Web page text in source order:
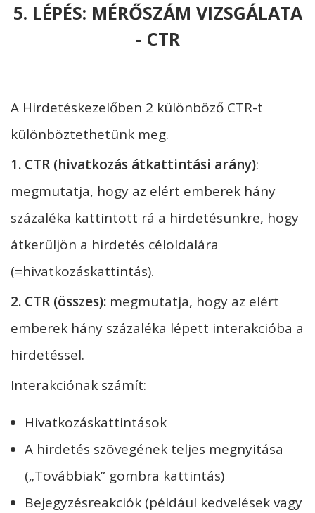
5. LÉPÉS: MÉRŐSZÁM VIZSGÁLATA
- CTR
A Hirdetéskezelőben 2 különböző CTR-t
különböztethetünk meg.
1. CTR (hivatkozás átkattintási arány):
megmutatja, hogy az elért emberek hány
százaléka kattintott rá a hirdetésünkre, hogy
átkerüljön a hirdetés céloldalára
(=hivatkozáskattintás).
2. CTR (összes): megmutatja, hogy az elért
emberek hány százaléka lépett interakcióba a
hirdetéssel.
Interakciónak számít:
Hivatkozáskattintások
A hirdetés szövegének teljes megnyitása
(„Továbbiak” gombra kattintás)
Bejegyzésreakciók (például kedvelések vagy